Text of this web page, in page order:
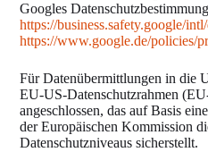
Googles
https://business.safety.google/intl
https://www.google.de/policies/
Für Datenübermittlungen in die
EU-US-Datenschutzrahmen
angeschlossen, das auf Basis
der Europäischen Kommission
Datenschutzniveaus sicherstellt.